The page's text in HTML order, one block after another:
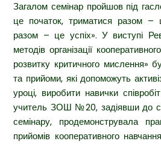
Загалом семінар пройшов під
це початок, триматися разом –
разом – це успіх». У виступі
методів організації
розвитку критичного мислення»
та прийоми, які допоможуть
уроці, виробити навички
учитель ЗОШ №20, задіявши до
семінару, продемонструвала
прийомів кооперативного